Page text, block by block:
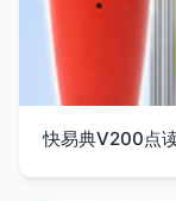
快易典V200点